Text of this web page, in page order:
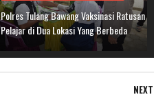
Polres Tulang Bawang Vaksinasi Ratusan
Pelajar di Dua Lokasi Yang Berbeda
NEXT